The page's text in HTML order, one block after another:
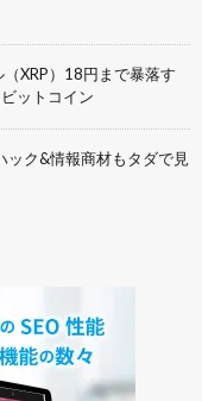
XRP）18円まで暴落す
ットコイン
ック&情報商材もタダで見